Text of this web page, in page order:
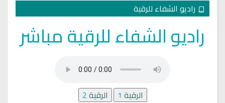
راديو الشفاء للرقية
راديو الشفاء للرقية مباشر
الرقية 1 الرقية2